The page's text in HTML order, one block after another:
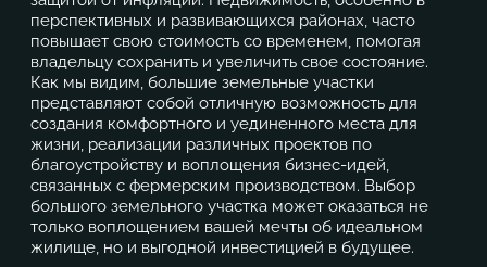
перспективных и развивающихся районах, часто
повышает свою стоимость со временем, помогая
владельцу сохранить и увеличить свое состояние.
Как мы видим, большие земельные участки
представляют собой отличную возможность для
создания комфортного и уединенного места для
жизни, реализации различных проектов по
благоустройству и воплощения бизнес-идей,
связанных с фермерским производством. Выбор
большого земельного участка может оказаться не
только воплощением вашей мечты об идеальном
жилище, но и выгодной инвестицией в будущее.